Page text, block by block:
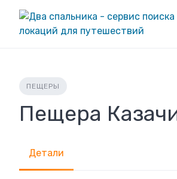
content
ПЕЩЕРЫ
Пещера
Детали